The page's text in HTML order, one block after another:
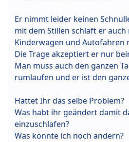
Er nimmt leider keinen
mit dem Stillen schläft er auch
Kinderwagen und Autofahren
Die Trage akzeptiert er nur
Man muss auch den ganzen
rumlaufen und er ist den
Hattet Ihr das selbe Problem?
Was habt ihr geändert damit
einzuschlafen?
Was könnte ich noch ändern?